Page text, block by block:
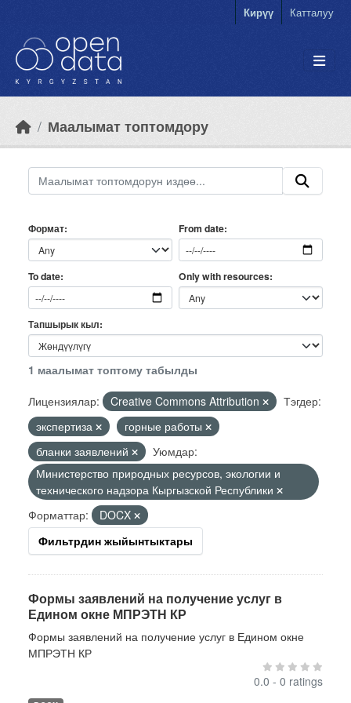
Кирүү Катталуу
Маалымат топтомдору
Формат From date
To date Only with resources
Тапшырык кыл
1 маалымат топтому табылды
Лицензиялар:
Creative Commons Attribution
Тэгдер:
экспертиза
горные работы
бланки заявлений
Уюмдар:
Министерство природных ресурсов, экологии и
технического надзора Кыргызской Республики
Форматтар:
DOCX
Фильтрдин жыйынтыктары
Формы заявлений на получение услуг в
Едином окне МПРЭТН КР
Формы заявлений на получение услуг в Едином окне
МПРЭТН КР
0.0 - 0 ratings